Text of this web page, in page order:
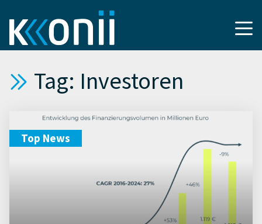
Tag: Investoren
Top News